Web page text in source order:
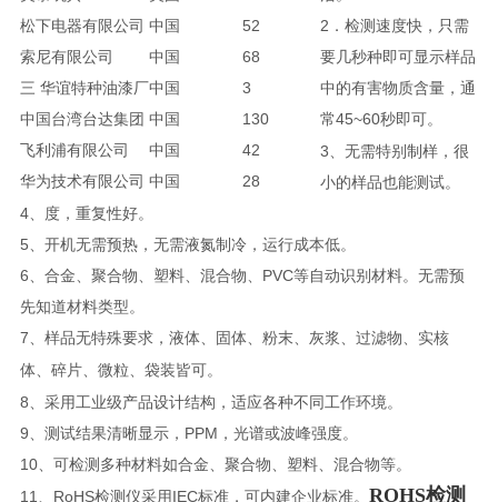
松下电器有限公司 中国
52
索尼有限公司
中国
68
三 华谊特种油漆厂中国
3
中国台湾台达集团 中国
130
飞利浦有限公司 中国
42
华为技术有限公司 中国 28
2．检测速度快，只需
要几秒种即可显示样品
中的有害物质含量，通
常45~60秒即可。
3、无需特别制样，很
小的样品也能测试。
4、度，重复性好。
5、开机无需预热，无需液氮制冷，运行成本低。
6、合金、聚合物、塑料、混合物、PVC等自动识别材料。无需预
先知道材料类型。
7、样品无特殊要求，液体、固体、粉末、灰浆、过滤物
实核
体、 碎片、 微粒、 袋装皆可。
8、采用工业级产品设计结构，适应各种不同工作环境。
9、测试结果清晰显示，PPM，光谱或波峰强度。
10、可检测多种材料如合金、聚合物、塑料、混合物等。
11、RoHS检测仪采用IEC标准，可内建企业标准。 ROHS检测